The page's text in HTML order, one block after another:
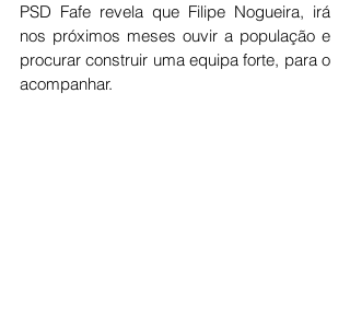
PSD Fafe revela que Filipe Nogueira, irá
nos próximos meses ouvir a população e
procurar construir uma equipa forte, para o
acompanhar.